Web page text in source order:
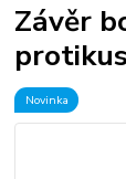
Závěr
Novinka